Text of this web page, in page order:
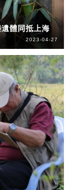
體同抵上海
2023-04-27